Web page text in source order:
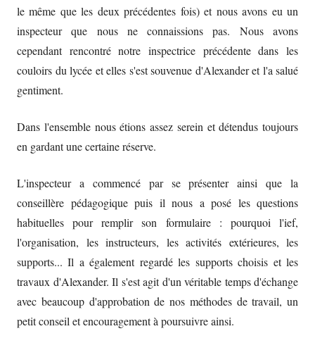
le même que les deux précédentes fois) et nous avons eu un
inspecteur que nous ne connaissions pas. Nous avons
cependant rencontré notre inspectrice précédente dans les
couloirs du lycée et elles s'est souvenue d'Alexander et l'a salué
gentiment.
Dans l'ensemble nous étions assez serein et détendus toujours
en gardant une certaine réserve.
L'inspecteur a commencé par se présenter ainsi que la
conseillère pédagogique puis il nous a posé les questions
habituelles pour remplir son formulaire : pourquoi l'ief,
l'organisation, les instructeurs, les activités extérieures, les
supports... Il a également regardé les supports choisis et les
travaux d'Alexander. Il s'est agit d'un véritable temps d'échange
avec beaucoup d'approbation de nos méthodes de travail, un
petit conseil et encouragement à poursuivre ainsi.